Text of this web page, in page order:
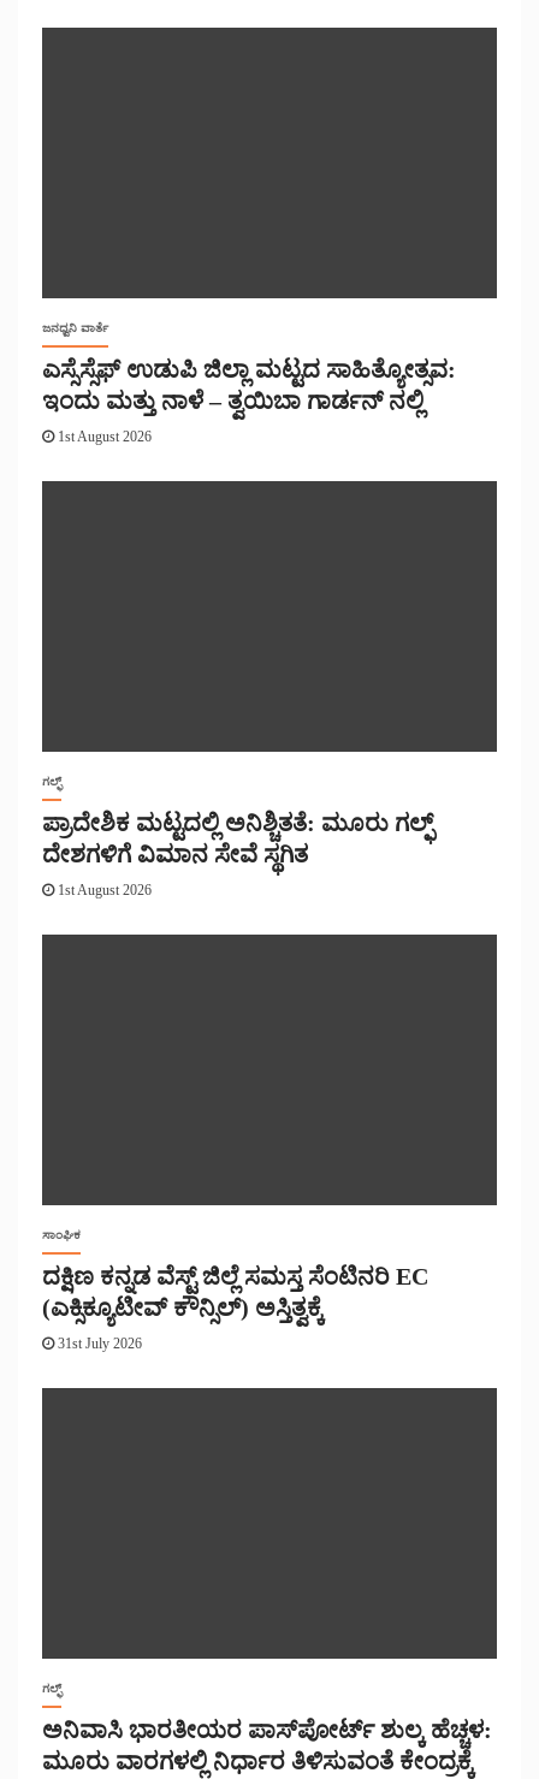
ಜನಧ್ವನಿ ವಾರ್ತೆ
ಎಸ್ಸೆಸ್ಸೆಫ್ ಉಡುಪಿ ಜಿಲ್ಲಾ ಮಟ್ಟದ ಸಾಹಿತ್ಯೋತ್ಸವ:
ಇಂದು ಮತ್ತು ನಾಳೆ – ತ್ವಯಿಬಾ ಗಾರ್ಡನ್ ನಲ್ಲಿ
1st August 2026
ಗಲ್ಫ್
ಪ್ರಾದೇಶಿಕ ಮಟ್ಟದಲ್ಲಿ ಅನಿಶ್ಚಿತತೆ: ಮೂರು ಗಲ್ಫ್
ದೇಶಗಳಿಗೆ ವಿಮಾನ ಸೇವೆ ಸ್ಥಗಿತ
1st August 2026
ಸಾಂಘಿಕ
ದಕ್ಷಿಣ ಕನ್ನಡ ವೆಸ್ಟ್ ಜಿಲ್ಲೆ ಸಮಸ್ತ ಸೆಂಟಿನರಿ EC
(ಎಕ್ಸಿಕ್ಯೂಟೀವ್ ಕೌನ್ಸಿಲ್) ಅಸ್ತಿತ್ವಕ್ಕೆ
31st July 2026
ಗಲ್ಫ್
ಅನಿವಾಸಿ ಭಾರತೀಯರ ಪಾಸ್‌ಪೋರ್ಟ್ ಶುಲ್ಕ ಹೆಚ್ಚಳ:
ಮೂರು ವಾರಗಳಲ್ಲಿ ನಿರ್ಧಾರ ತಿಳಿಸುವಂತೆ ಕೇಂದ್ರಕ್ಕೆ